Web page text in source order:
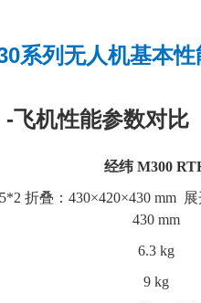
系列无人机基本
-飞机性能参数对比
经纬 M300
折叠：430×420×430 mm
430 mm
6.3 kg
9 kg